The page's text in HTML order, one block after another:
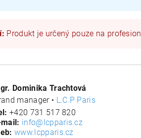
Produkt je určený pouze na
Dominika Trachtová
manager • L.C.P Paris
+420 731 517 820
mail: info@lcpparis.cz
www.lcpparis.cz